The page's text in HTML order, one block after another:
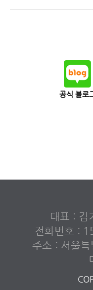
공식 블로
대표 :
전화번호 :
주소 : 서울